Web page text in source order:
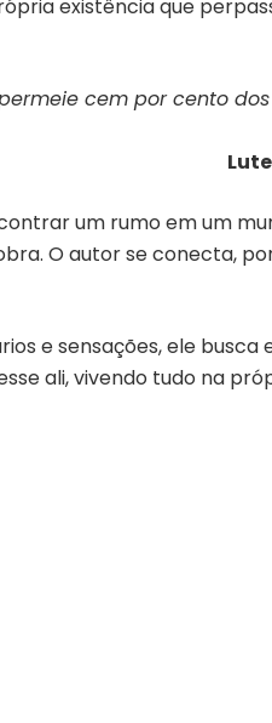
existência que
cem por cento
um rumo em um
O autor se conecta,
e sensações, ele
ali, vivendo tudo na